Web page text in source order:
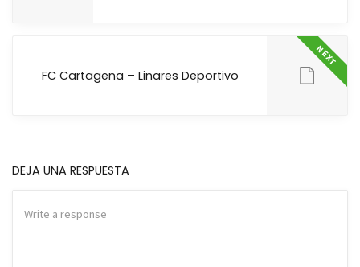
NEXT
FC Cartagena – Linares Deportivo
DEJA UNA RESPUESTA